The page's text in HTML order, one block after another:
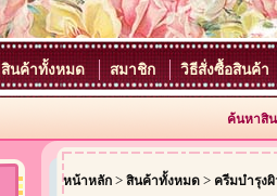
สินค้าทั้งหมด สมาชิก วิธีสั่งซื้อสินค้า
ค้นหาสิ
หน้าหลัก > สินค้าทั้งหมด > ครีมบำรุง